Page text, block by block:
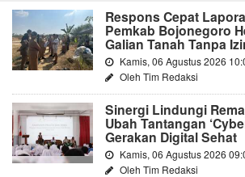
Respons Cepat
Pemkab Bojonegoro
Galian Tanah Tanpa
Kamis, 06 Agustus 2026
Oleh Tim Redaksi
Sinergi Lindungi
Ubah Tantangan
Gerakan Digital Sehat
Kamis, 06 Agustus 2026
Oleh Tim Redaksi